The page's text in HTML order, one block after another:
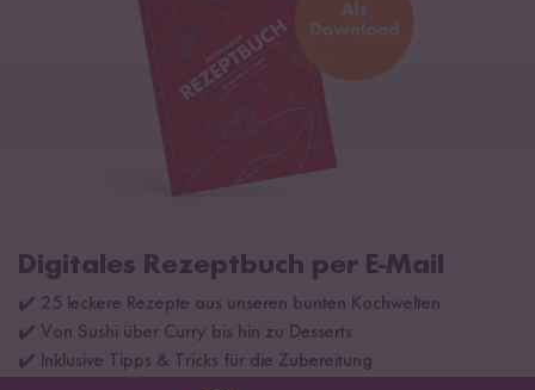
Digitales Rezeptbuch per E-Mail
✔️ 25 leckere Rezepte aus unseren bunten Kochwelten
✔️ Von Sushi über Curry bis hin zu Desserts
✔️ Inklusive Tipps & Tricks für die Zubereitung